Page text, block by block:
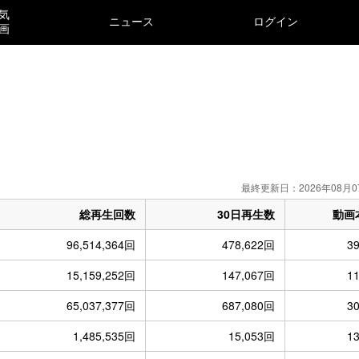
ニュース ログイン
最終更新日：2026年08月
総再生回数 30日再生数
動画
96,514,364回
478,622回
15,159,252回
147,067回
65,037,377回
687,080回
1,485,535回
15,053回